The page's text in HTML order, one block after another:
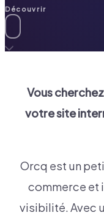
Découvrir
Vous
votre site
Orcq est un
commerce et
visibilité. Avec